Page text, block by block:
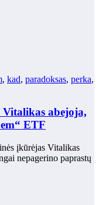
, kad, paradoksas, perka,
Vitalikas abejoja,
ETF
įkūrėjas Vitalikas
nepagerino paprastų